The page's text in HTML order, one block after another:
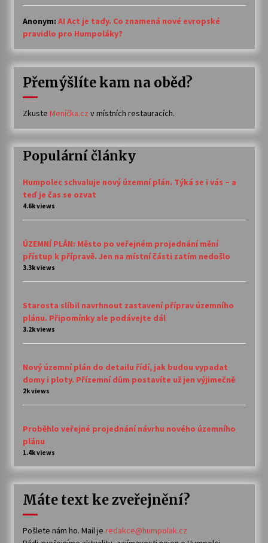
Anonym: AI Act je tady. Co znamená nové evropské
pravidlo pro Humpoláky?
Přemýšlíte kam na oběd?
Zkuste Meníčka.cz v místních restauracích.
Populární články
Humpolec schvaluje nový územní plán. Týká se i vás – a
teď je čas se ozvat
4.6k views
ÚZEMNÍ PLÁN: Město po veřejném projednání mění
přístup k přípravě. Jen na místní části zatím nedošlo
3.3k views
Starosta slíbil navrhnout zastavení příprav územního
plánu. Připomínky ale podávejte dál
3.2k views
Nový územní plán do detailu řídí, jak budou vypadat
domy i ploty. Přízemní dům postavíte už jen výjimečně
2k views
Proběhlo veřejné projednání návrhu nového územního
plánu
1.4k views
Máte text ke zveřejnění?
Pošlete nám ho. Mail je redakce@humpolak.cz